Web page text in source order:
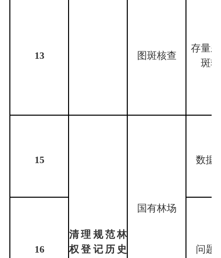
13 图斑核查
存量
斑
15
清理规范林
权登记历史
国有林场
数据
16 问题